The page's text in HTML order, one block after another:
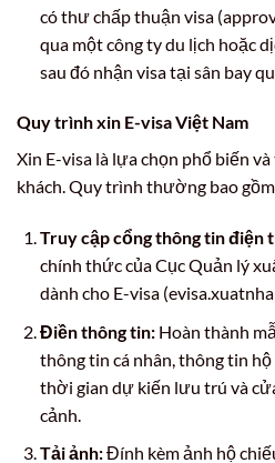
có thư chấp thuận visa
qua một công ty du lịch hoặc
sau đó nhận visa tại sân bay
Quy trình xin E-visa Việt Nam
Xin E-visa là lựa chọn phổ biến
khách. Quy trình thường bao
Truy cập cổng thông tin điện
chính thức của Cục Quản lý
dành cho E-visa
Điền thông tin:Hoàn thành
thông tin cá nhân, thông tin hộ
thời gian dự kiến lưu trú và
cảnh.
Tải ảnh:Đính kèm ảnh hộ